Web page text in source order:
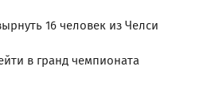
16 человек из Челси
в гранд чемпионата